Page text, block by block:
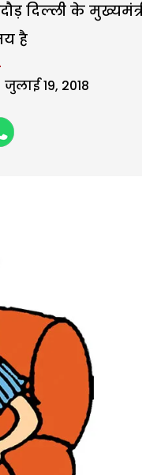
दिल्ली के
है
जुलाई 19, 2018